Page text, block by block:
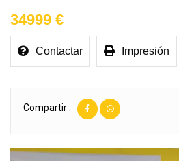
34999 €
Contactar Impresión
Compartir :